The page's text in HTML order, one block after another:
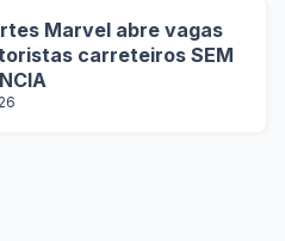
Marvel abre vagas
carreteiros SEM